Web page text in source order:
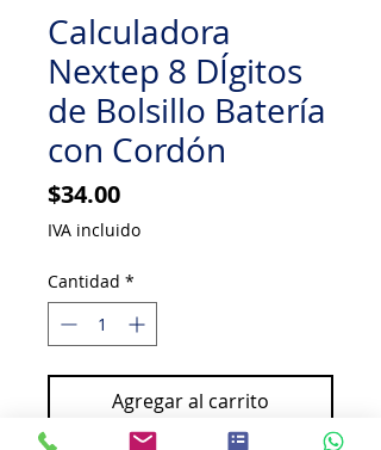
Calculadora
Nextep 8 DÍgitos
de Bolsillo Batería
con Cordón
$34.00Precio
IVA incluido
Cantidad *
Agregar al carrito